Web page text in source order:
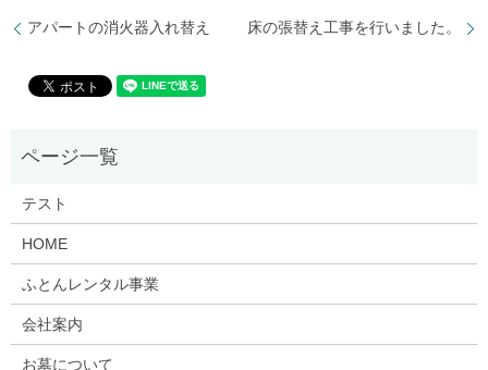
アパートの消火器入れ替え 床の張替え工事を行いました。
テスト
HOME
ふとんレンタル事業
会社案内
お墓について